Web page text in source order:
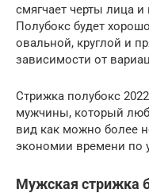
смягчает черты лица
Полубокс будет
овальной, круглой и
зависимости от
Стрижка полубокс
мужчины, который
вид как можно более
экономии времени по
Мужская стрижка